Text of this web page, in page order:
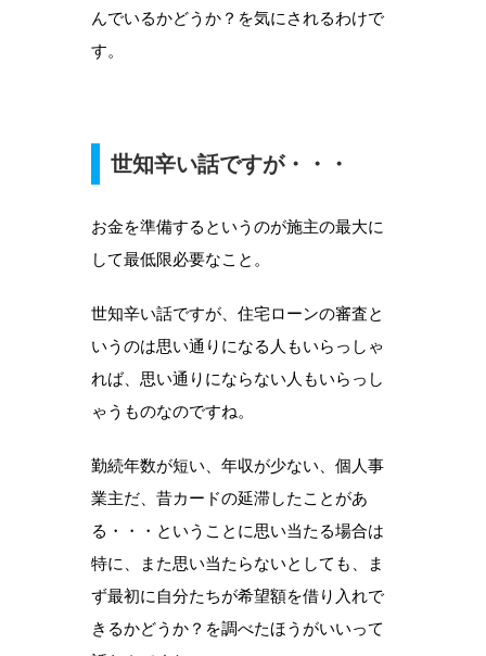
んでいるかどうか？を気にされるわけで
す。
世知辛い話ですが・・・
お金を準備するというのが施主の最大に
して最低限必要なこと。
世知辛い話ですが、住宅ローンの審査と
いうのは思い通りになる人もいらっしゃ
れば、思い通りにならない人もいらっし
ゃうものなのですね。
勤続年数が短い、年収が少ない、個人事
業主だ、昔カードの延滞したことがあ
る・・・ということに思い当たる場合は
特に、また思い当たらないとしても、ま
ず最初に自分たちが希望額を借り入れで
きるかどうか？を調べたほうがいいって